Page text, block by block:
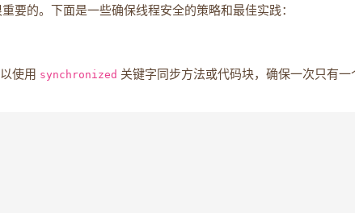
要的。下面是一些确保线程安全的策略和最佳实践：
使用 synchronized 关键字同步方法或代码块，确保一次只有一